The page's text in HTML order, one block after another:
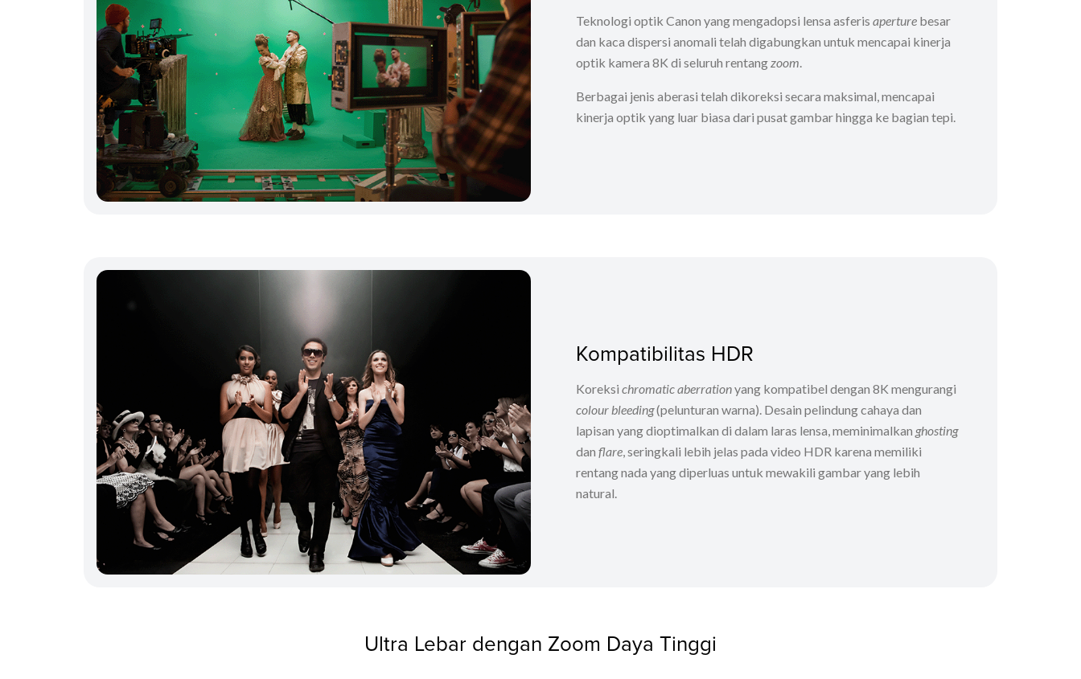
Teknologi optik Canon yang mengadopsi lensa asferis aperture besar
dan kaca dispersi anomali telah digabungkan untuk mencapai kinerja
optik kamera 8K di seluruh rentang zoom
Berbagai jenis aberasi telah dikoreksi secara maksimal, mencapai
kinerja optik yang luar biasa dari pusat gambar hingga ke bagian tepi.
Kompatibilitas HDR
Koreksi chromatic aberrationyang kompatibel dengan 8K mengurangi
colour bleeding(pelunturan warna). Desain pelindung cahaya dan
lapisan yang dioptimalkan di dalam laras lensa, meminimalkan ghosting
dan flare, seringkali lebih jelas pada video HDR karena memiliki
rentang nada yang diperluas untuk mewakili gambar yang lebih
natural.
Ultra Lebar dengan Zoom Daya Tinggi